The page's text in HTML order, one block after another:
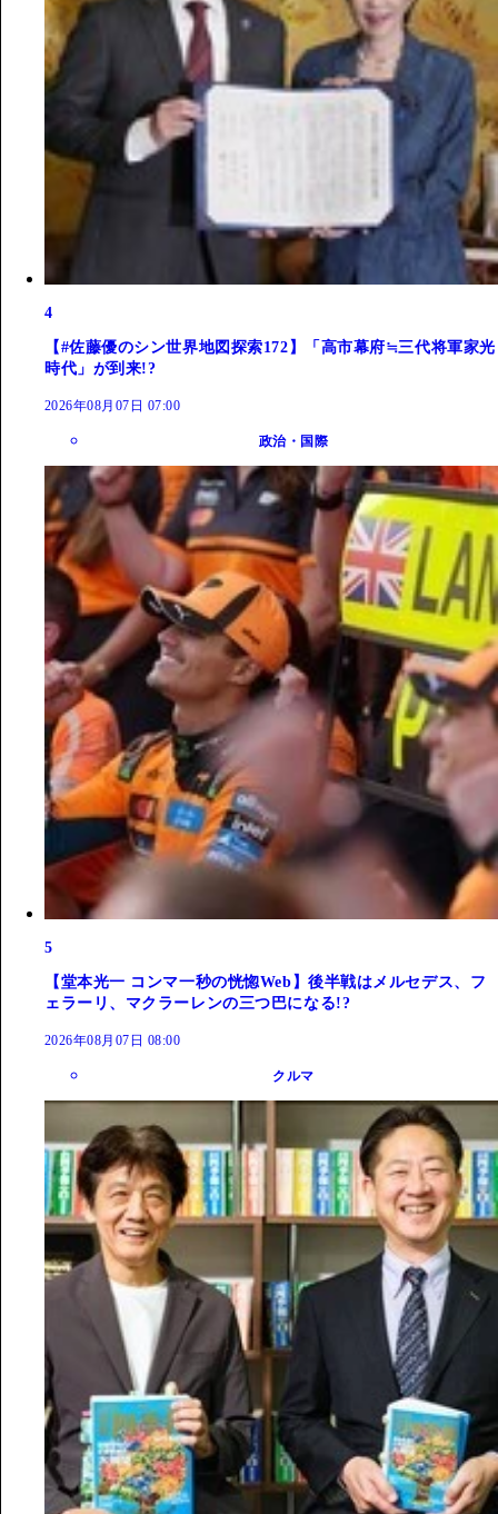
4
【#佐藤優のシン世界地図探索172】「高市幕府≒三代将軍家光
時代」が到来!?
2026年08月07日 07:00
政治・国際
5
【堂本光一 コンマ一秒の恍惚Web】後半戦はメルセデス、フ
ェラーリ、マクラーレンの三つ巴になる!?
2026年08月07日 08:00
クルマ